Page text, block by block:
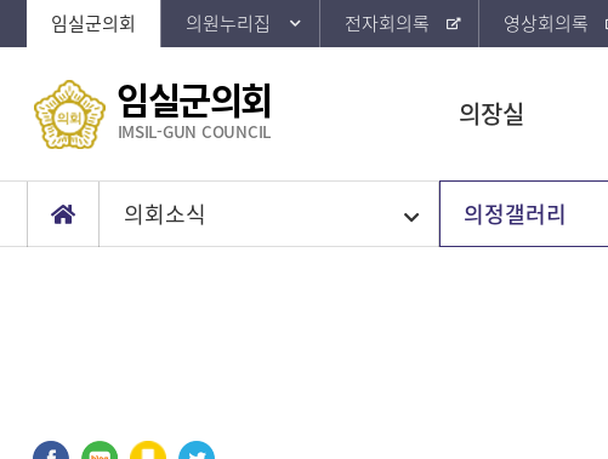
임실군의회 의원누리집 전자회의록 영상회의록
임실군의회
IMSIL-GUN COUNCIL
의장실
의회소식 의정갤러리